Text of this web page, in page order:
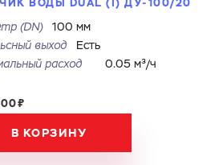
лицо
Ваш запрос
которые вас интересуют
информацию вы хотите по ним
с вами в ближайшее время.
ВОДЫ DUAL (I) ДУ-100/20
(DN)
100 мм
выход
Есть
расход
0.05 м³/ч
В КОРЗИНУ